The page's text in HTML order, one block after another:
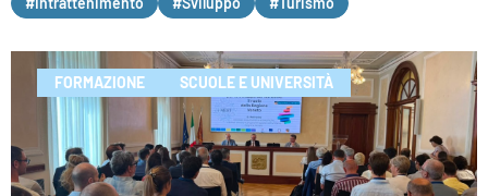
FORMAZIONE SCUOLE E UNIVERSITÀ